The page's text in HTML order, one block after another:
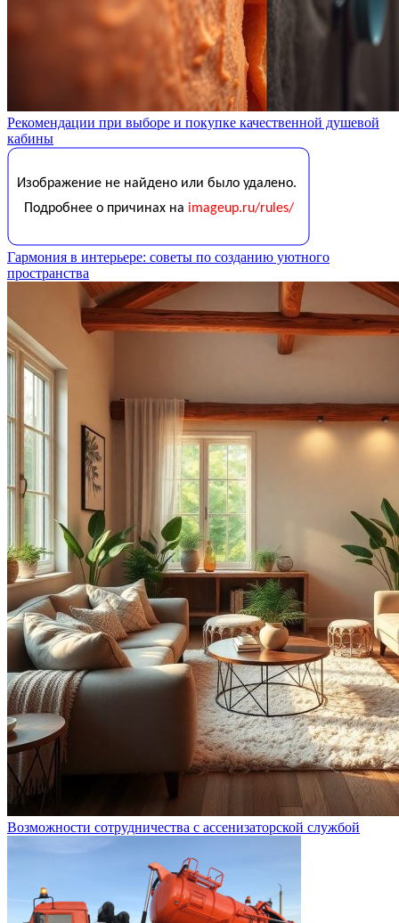
Рекомендации при выборе и покупке качественной душевой
кабины
Гармония в интерьере: советы по созданию уютного
пространства
Возможности сотрудничества с ассенизаторской службой